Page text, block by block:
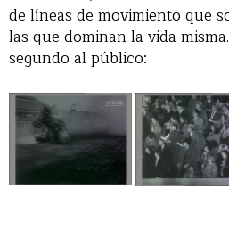
de líneas de movimiento que
las que dominan la vida
segundo al público: